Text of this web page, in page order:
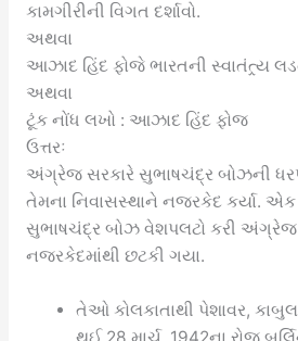
કામગીરીની વિગત દર્શાવો.
અથવા
આઝાદ હિંદ ફોજે ભારતની સ્વાતંત્ર્ય
અથવા
ટૂંક નોંધ લખો : આઝાદ હિંદ ફોજ
ઉત્તરઃ
અંગ્રેજ સરકારે સુભાષચંદ્ર બોઝની
તેમના નિવાસસ્થાને નજરકેદ કર્યા.
સુભાષચંદ્ર બોઝ વેશપલટો કરી અંગ્રેજ
નજરકેદમાંથી છટકી ગયા.
તેઓ કોલકાતાથી પેશાવર,